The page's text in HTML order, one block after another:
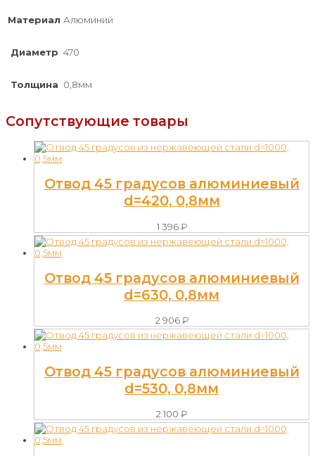
Материал Алюминий
Диаметр 470
Толщина 0,8мм
Сопутствующие товары
Отвод 45 градусов алюминиевый
d=420, 0,8мм
1 396₽
Отвод 45 градусов алюминиевый
d=630, 0,8мм
2 906₽
Отвод 45 градусов алюминиевый
d=530, 0,8мм
2 100 ₽